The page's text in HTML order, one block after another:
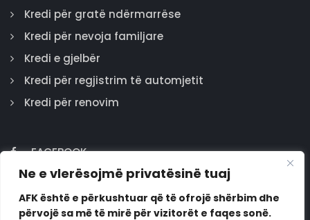
Ne e vlerësojmë privatësinë tuaj
AFK është e përkushtuar që të ofrojë shërbim dhe
përvojë sa më të mirë për vizitorët e faqes sonë.
Kredi për gratë ndërmarrëse
Kredi për nevoja familjare
Kredi e gjelbër
Kredi për regjistrim të automjetit
Kredi për renovim
FACEBOOK
GOOGLE
INSTAGRAM